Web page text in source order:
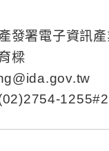
發署電子資訊產
樑